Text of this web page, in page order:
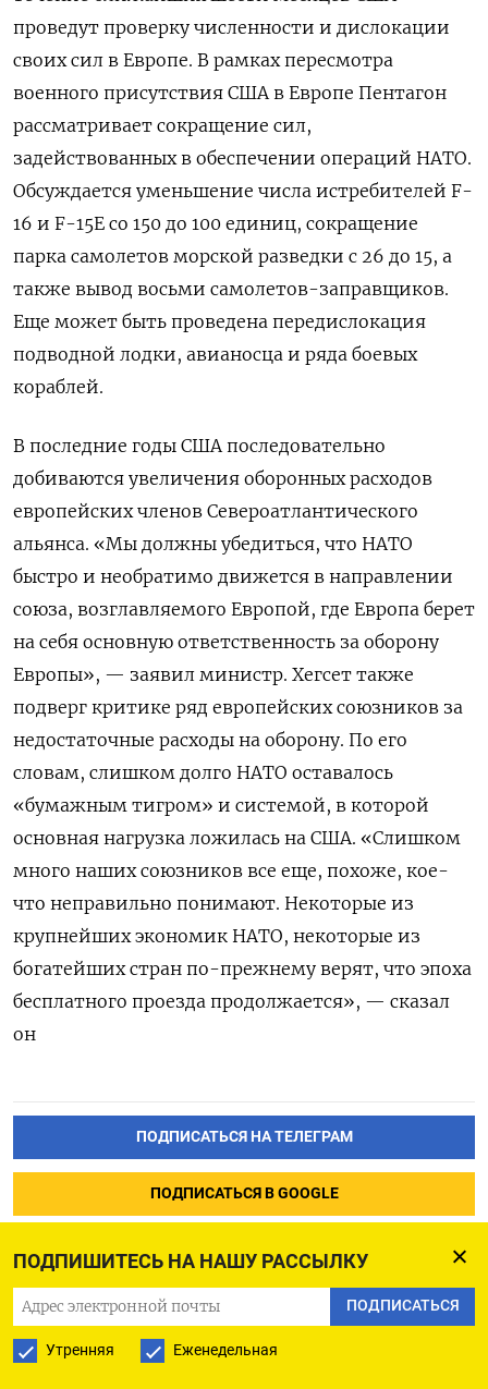
ПОДПИШИТЕСЬ НА НАШУ РАССЫЛКУ
ПОДПИСАТЬСЯ
Утренняя Еженедельная
проведут проверку численности и дислокации
своих сил в Европе. В рамках пересмотра
военного присутствия США в Европе Пентагон
рассматривает сокращение сил,
задействованных в обеспечении операций НАТО.
Обсуждается уменьшение числа истребителей F-
16 и F-15E со 150 до 100 единиц, сокращение
парка самолетов морской разведки с 26 до 15, а
также вывод восьми самолетов-заправщиков.
Еще может быть проведена передислокация
подводной лодки, авианосца и ряда боевых
кораблей.
В последние годы США последовательно
добиваются увеличения оборонных расходов
европейских членов Североатлантического
альянса. «Мы должны убедиться, что НАТО
быстро и необратимо движется в направлении
союза, возглавляемого Европой, где Европа берет
на себя основную ответственность за оборону
Европы», — заявил министр. Хегсет также
подверг критике ряд европейских союзников за
недостаточные расходы на оборону. По его
словам, слишком долго НАТО оставалось
«бумажным тигром» и системой, в которой
основная нагрузка ложилась на США. «Слишком
много наших союзников все еще, похоже, кое-
что неправильно понимают. Некоторые из
крупнейших экономик НАТО, некоторые из
богатейших стран по-прежнему верят, что эпоха
бесплатного проезда продолжается», — сказал
он
ПОДПИСАТЬСЯ НА ТЕЛЕГРАМ
ПОДПИСАТЬСЯ В GOOGLE
Уолл-стрит растет: